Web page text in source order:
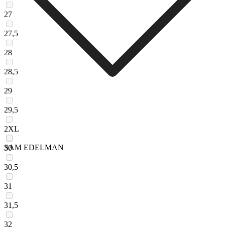
27
27,5
28
28,5
29
29,5
2XL
30
30,5
31
31,5
32
SAM EDELMAN